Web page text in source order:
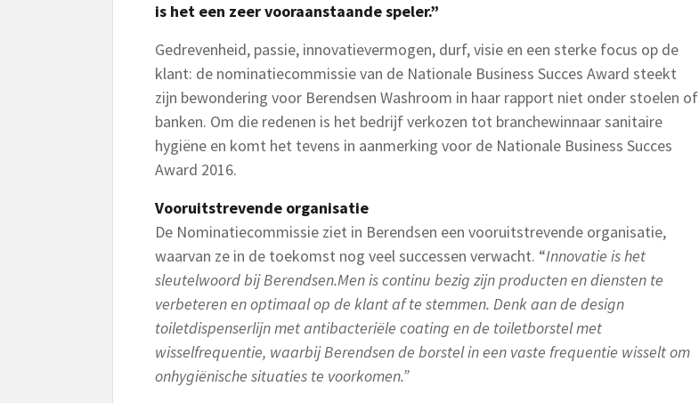
is het een zeer vooraanstaande speler.”
Gedrevenheid, passie, innovatievermogen, durf, visie en een sterke focus op de
klant: de nominatiecommissie van de Nationale Business Succes Award steekt
zijn bewondering voor Berendsen Washroom in haar rapport niet onder stoelen of
banken. Om die redenen is het bedrijf verkozen tot branchewinnaar sanitaire
hygiëne en komt het tevens in aanmerking voor de Nationale Business Succes
Award 2016.
Vooruitstrevende organisatie
De Nominatiecommissie ziet in Berendsen een vooruitstrevende organisatie,
waarvan ze in de toekomst nog veel successen verwacht. “Innovatie is het
sleutelwoord bij Berendsen.Men is continu bezig zijn producten en diensten te
verbeteren en optimaal op de klant af te stemmen. Denk aan de design
toiletdispenserlijn met antibacteriële coating en de toiletborstel met
wisselfrequentie, waarbij Berendsen de borstel in een vaste frequentie wisselt om
onhygiënische situaties te voorkomen.”